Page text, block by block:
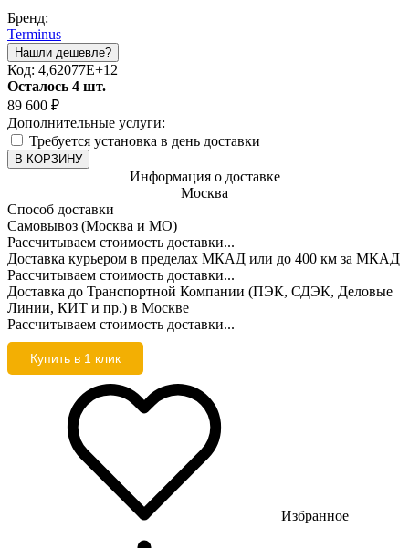
Бренд:
Terminus
Код: 4,62077E+12
Осталось 4 шт.
89 600 ₽
Дополнительные услуги:
Требуется установка в день доставки
В КОРЗИНУ
Информация о доставке
Москва
Способ доставки
Самовывоз (Москва и МО)
Рассчитываем стоимость доставки...
Доставка курьером в пределах МКАД или до 400 км за МКАД
Рассчитываем стоимость доставки...
Доставка до Транспортной Компании (ПЭК, СДЭК, Деловые
Линии, КИТ и пр.) в Москве
Рассчитываем стоимость доставки...
Купить в 1 клик
Избранное